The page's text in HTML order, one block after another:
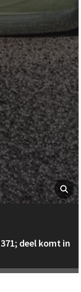
deel komt in